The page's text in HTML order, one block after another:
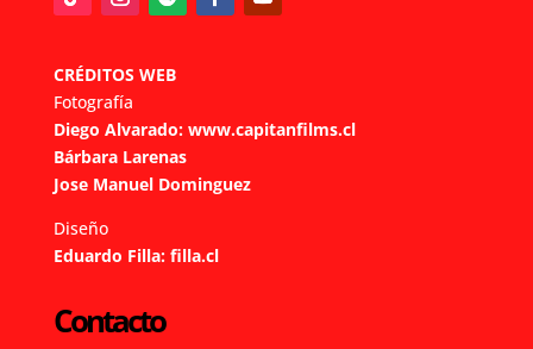
CRÉDITOS WEB
Fotografía
Diego Alvarado: www.capitanfilms.cl
Bárbara Larenas
JoseManuel Dominguez
Diseño
Eduardo Filla: filla.cl
Contacto